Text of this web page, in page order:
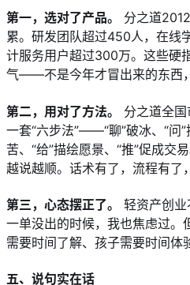
第一，选对了产品。
分之道
累。研发团队超过450人，在线
计服务用户超过300万。这些硬
气——不是今年才冒出来的东西
第二，用对了方法。
分之道全
一套“六步法”——“聊”破冰、“问”
苦、“给”描绘愿景、“推”促成交
越说越顺。话术有了，流程有了
第三，心态摆正了。
轻资产创业
一单没出的时候，我也焦虑过
需要时间了解、孩子需要时间体
五、说句实在话